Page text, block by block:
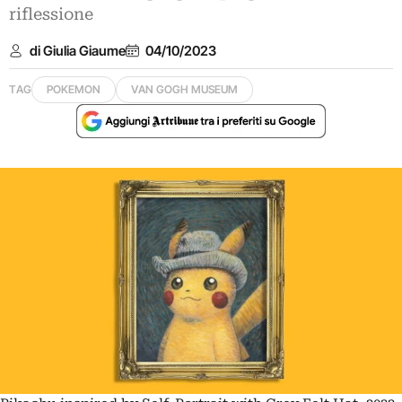
riflessione
di Giulia Giaume 04/10/2023
TAG POKEMON VAN GOGH MUSEUM